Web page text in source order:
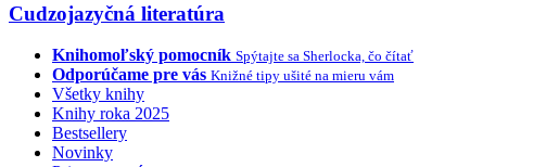
Cudzojazyčná literatúra
Knihomoľský pomocník Spýtajte sa Sherlocka, čo čítať
Odporúčame pre vás Knižné tipy ušité na mieru vám
Všetky knihy
Knihy roka 2025
Bestsellery
Novinky